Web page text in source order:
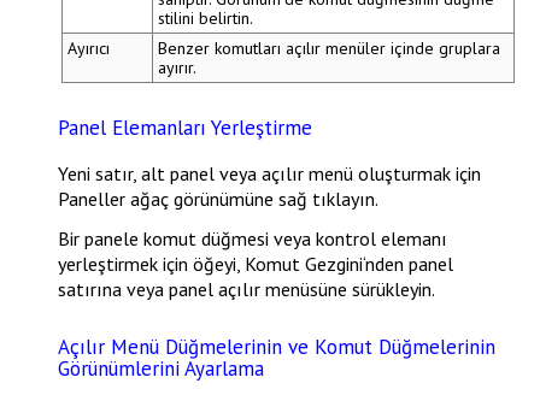
stilini belirtin.
Ayırıcı
Benzer komutları açılır menüler içinde gruplara
ayırır.
Panel Elemanları Yerleştirme
Yeni satır, alt panel veya açılır menü oluşturmak için
Paneller ağaç görünümüne sağ tıklayın.
Bir panele komut düğmesi veya kontrol elemanı
yerleştirmek için öğeyi, Komut Gezgini‘nden panel
satırına veya panel açılır menüsüne sürükleyin.
Açılır Menü Düğmelerinin ve Komut Düğmelerinin
Görünümlerini Ayarlama